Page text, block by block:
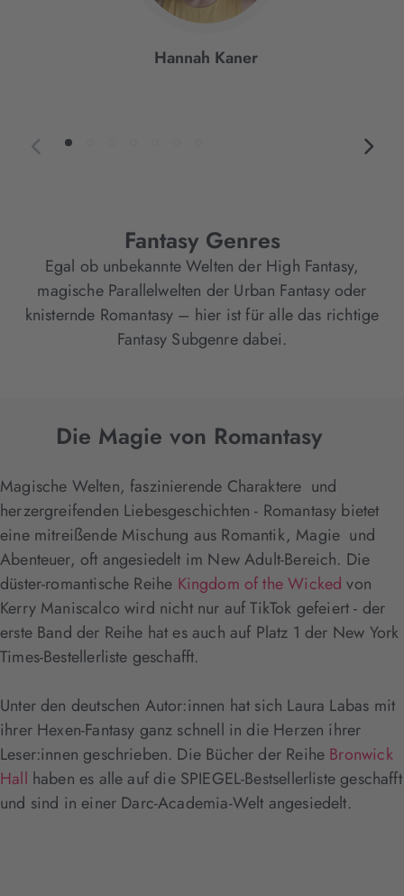
Hannah Kaner
Fantasy Genres
Egal ob unbekannte Welten der High Fantasy,
magische Parallelwelten der Urban Fantasy oder
knisternde Romantasy – hier ist für alle das richtige
Fantasy Subgenre dabei.
Die Magie von Romantasy
Magische Welten, faszinierende Charaktere und
herzergreifenden Liebesgeschichten - Romantasy bietet
eine mitreißende Mischung aus Romantik, Magie und
Abenteuer, oft angesiedelt im New Adult-Bereich. Die
düster-romantische Reihe Kingdom of the Wicked von
Kerry Maniscalco wird nicht nur auf TikTok gefeiert - der
erste Band der Reihe hat es auch auf Platz 1 der New York
Times-Bestellerliste geschafft.
Unter den deutschen Autor:innen hat sich Laura Labas mit
ihrer Hexen-Fantasy ganz schnell in die Herzen ihrer
Leser:innen geschrieben. Die Bücher der Reihe Bronwick
Hall haben es alle auf die SPIEGEL-Bestsellerliste geschafft
und sind in einer Darc-Academia-Welt angesiedelt.